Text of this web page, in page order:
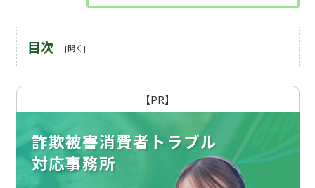
目次
【PR】
詐欺被害消費者トラブル
対応事務所